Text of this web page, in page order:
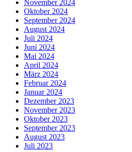
November 2024
Oktober 2024
September 2024
August 2024
Juli 2024
Juni 2024
Mai 2024
April 2024
März 2024
Februar 2024
Januar 2024
Dezember 2023
November 2023
Oktober 2023
September 2023
August 2023
Juli 2023